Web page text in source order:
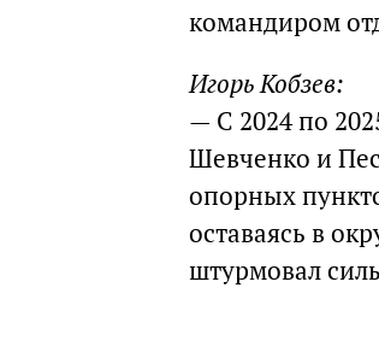
командиром
Игорь Кобзев:
— С 2024 по
Шевченко и
опорных
оставаясь в
штурмовал